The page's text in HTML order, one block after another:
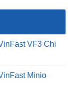
VF3 Chi
Minio